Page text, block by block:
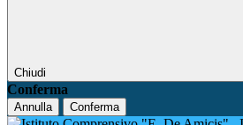
Chiudi
Conferma
Annulla Conferma